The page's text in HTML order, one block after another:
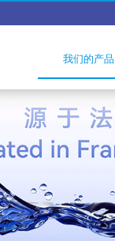
我们的产品